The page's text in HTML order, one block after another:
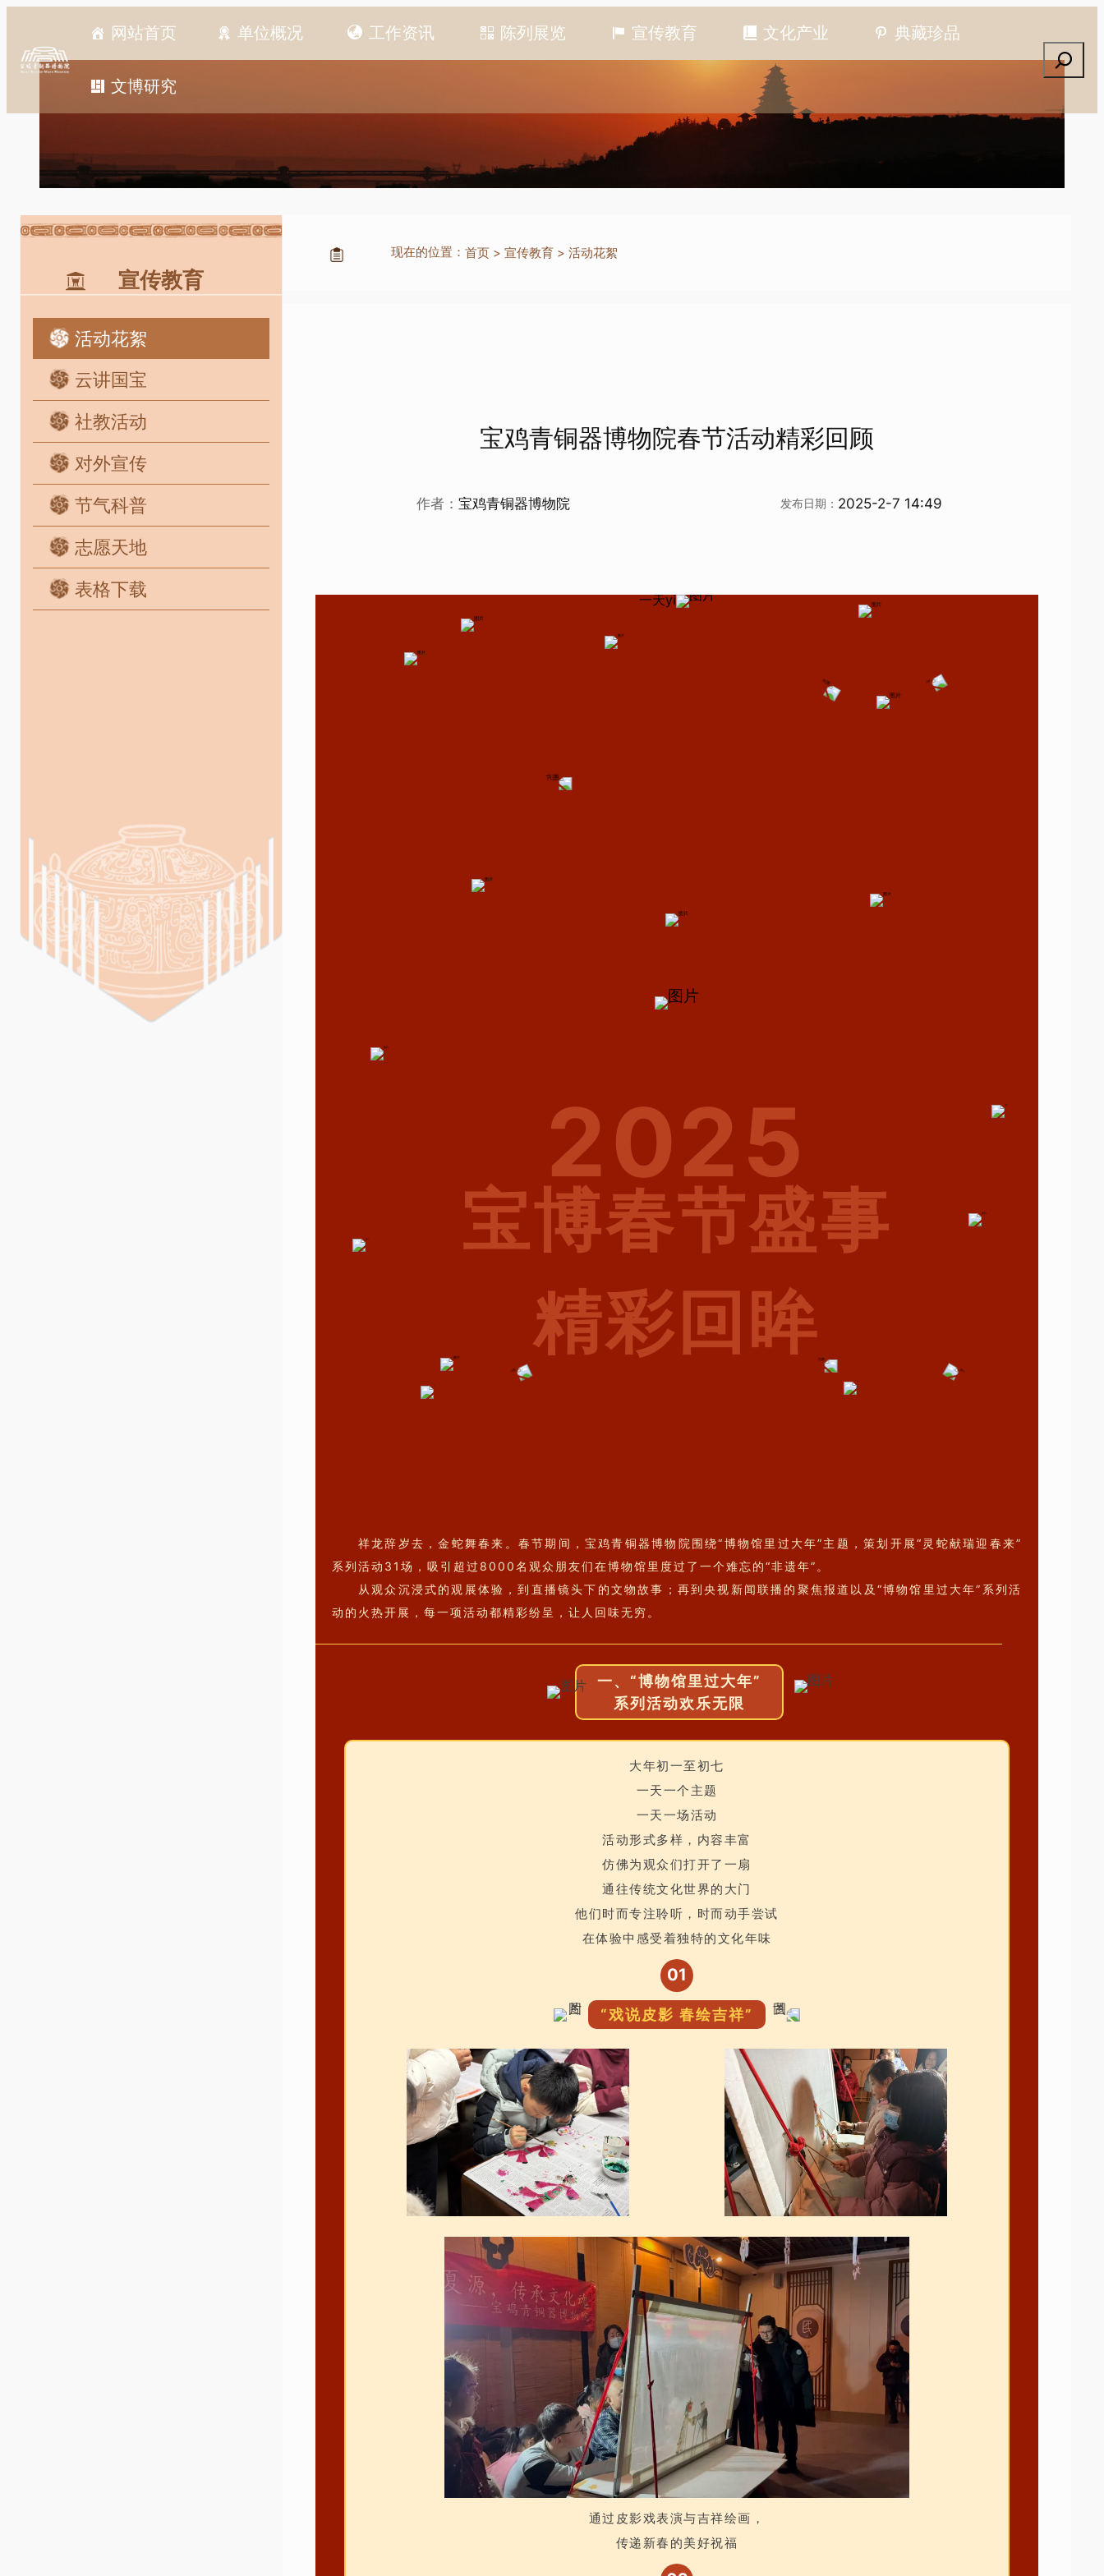
网站首页 单位概况 工作资讯 陈列展览 宣传教育 文化产业 典藏珍品
文博研究
搜索
宣传教育
活动花絮
云讲国宝
社教活动
对外宣传
节气科普
志愿天地
表格下载
现在的位置： 首页 > 宣传教育 > 活动花絮
宝鸡青铜器博物院春节活动精彩回顾
作者： 宝鸡青铜器博物院 发布日期： 2025-2-7 14:49
一天yi
宝博春节盛事
精彩回眸
2025
祥龙辞岁去，金蛇舞春来。春节期间，宝鸡青铜器博物院围绕“博物馆里过大年”主题，策划开展“灵蛇献瑞迎春来”
系列活动31场，吸引超过8000名观众朋友们在博物馆里度过了一个难忘的“非遗年”。
从观众沉浸式的观展体验，到直播镜头下的文物故事；再到央视新闻联播的聚焦报道以及“博物馆里过大年”系列活
动的火热开展，每一项活动都精彩纷呈，让人回味无穷。
一、“博物馆里过大年”
系列活动欢乐无限
大年初一至初七
一天一个主题
一天一场活动
活动形式多样，内容丰富
仿佛为观众们打开了一扇
通往传统文化世界的大门
他们时而专注聆听，时而动手尝试
在体验中感受着独特的文化年味
01
“戏说皮影 春绘吉祥”
通过皮影戏表演与吉祥绘画，
传递新春的美好祝福